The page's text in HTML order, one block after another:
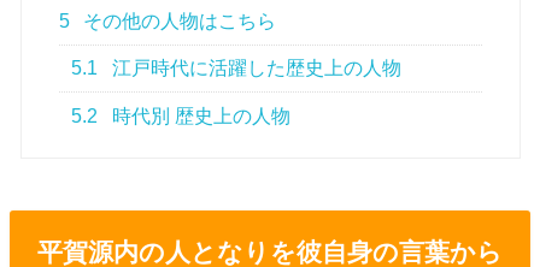
5 その他の人物はこちら
5.1 江戸時代に活躍した歴史上の人物
5.2 時代別 歴史上の人物
平賀源内の人となりを彼自身の言葉から